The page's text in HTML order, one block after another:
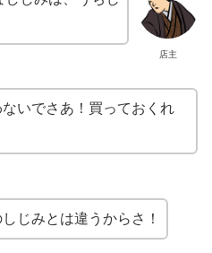
店主
いでさあ！買っておくれ
じみとは違うからさ！